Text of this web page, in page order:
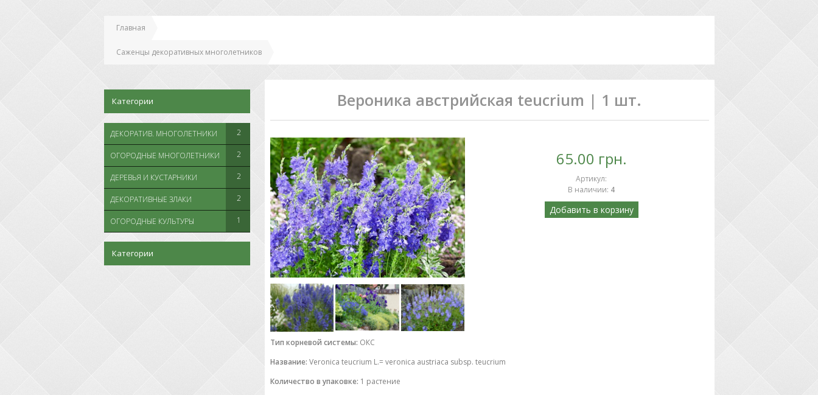
Главная
Саженцы декоративных многолетников
Вероника австрийская teucrium | 1 шт.
65.00 грн.
Артикул:
В наличии: 4
Добавить в корзину
Тип корневой системы: ОКС
Название: Veronica teucrium L.= veronica austriaca subsp. teucrium
Количество в упаковке: 1 растение
Категории
ДЕКОРАТИВ. МНОГОЛЕТНИКИ 2
ОГОРОДНЫЕ МНОГОЛЕТНИКИ 2
ДЕРЕВЬЯ И КУСТАРНИКИ 2
ДЕКОРАТИВНЫЕ ЗЛАКИ 2
ОГОРОДНЫЕ КУЛЬТУРЫ 1
Категории